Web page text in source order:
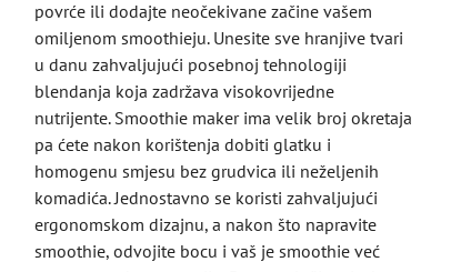
povrće ili dodajte neočekivane začine vašem
omiljenom smoothieju. Unesite sve hranjive tvari
u danu zahvaljujući posebnoj tehnologiji
blendanja koja zadržava visokovrijedne
nutrijente. Smoothie maker ima velik broj okretaja
pa ćete nakon korištenja dobiti glatku i
homogenu smjesu bez grudvica ili neželjenih
komadića. Jednostavno se koristi zahvaljujući
ergonomskom dizajnu, a nakon što napravite
smoothie, odvojite bocu i vaš je smoothie već